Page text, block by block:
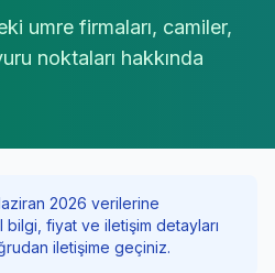
umre firmaları, camiler,
noktaları hakkında
2026 verilerine
bilgi, fiyat ve iletişim detayları
iletişime geçiniz.